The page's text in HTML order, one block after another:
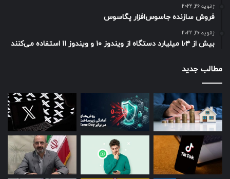
ژانویه 26, 2022
فروش سازنده جاسوس‌افزار پگاسوس
ژانویه 26, 2022
بیش از ۱٫۴ میلیارد دستگاه از ویندوز ۱۰ و ویندوز ۱۱ استفاده می‌کنند
مطالب جدید